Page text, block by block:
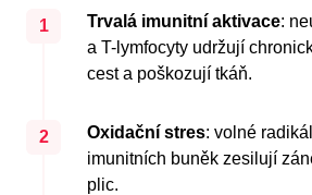
1 Trvalá imunitní aktivace:
a T-lymfocyty udržují
cest a poškozují tkáň.
2 Oxidační stres: volné
imunitních buněk zesilují
plic.